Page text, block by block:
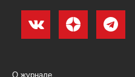
О журнале